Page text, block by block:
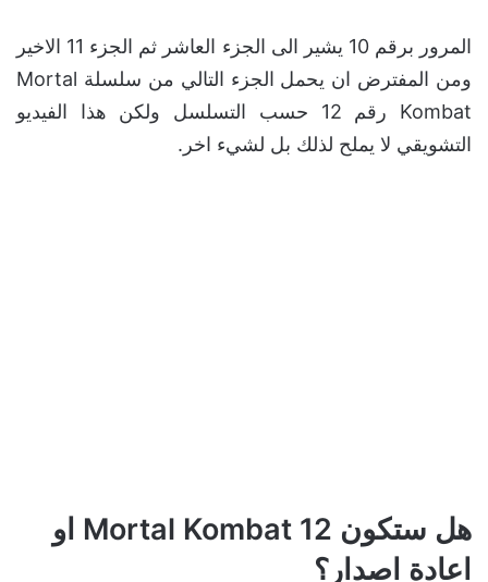
المرور برقم 10 يشير الى الجزء العاشر ثم الجزء 11 الاخير
ومن المفترض ان يحمل الجزء التالي من سلسلة Mortal
Kombat رقم 12 حسب التسلسل ولكن هذا الفيديو
التشويقي لا يملح لذلك بل لشيء اخر.
هل ستكون Mortal Kombat 12 او
اعادة اصدار؟